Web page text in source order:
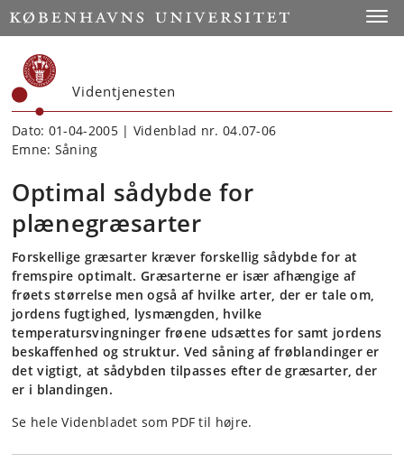
Start
Videntjenesten
Dato: 01-04-2005 | Videnblad nr. 04.07-06
Emne: Såning
Optimal sådybde for
plænegræsarter
Forskellige græsarter kræver forskellig sådybde for at
fremspire optimalt. Græsarterne er især afhængige af
frøets størrelse men også af hvilke arter, der er tale om,
jordens fugtighed, lysmængden, hvilke
temperatursvingninger frøene udsættes for samt jordens
beskaffenhed og struktur. Ved såning af frøblandinger er
det vigtigt, at sådybden tilpasses efter de græsarter, der
er i blandingen.
Se hele Videnbladet som PDF til højre.